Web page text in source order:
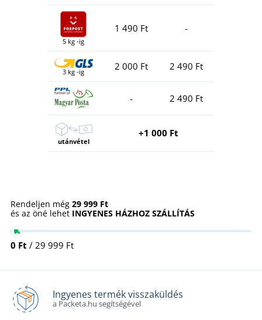
5 kg -ig
1 490 Ft -
3 kg -ig 2 000 Ft 2 490 Ft
- 2 490 Ft
utánvétel
+1 000 Ft
Rendeljen még 29 999 Ft
és az öné lehet INGYENES HÁZHOZ SZÁLLÍTÁS
0 Ft / 29 999 Ft
Ingyenes termék visszaküldés
a Packeta.hu segítségével